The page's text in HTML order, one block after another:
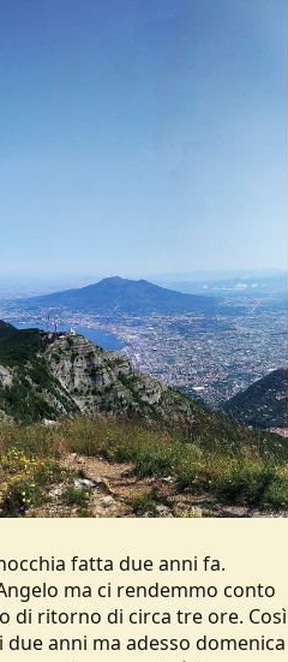
fatta due anni fa.
ma ci rendemmo conto
di ritorno di circa tre ore. Così
anni ma adesso domenica